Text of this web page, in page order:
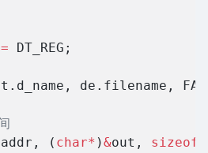
= DT_REG;
de.filename,
( char* )&out, sizeof